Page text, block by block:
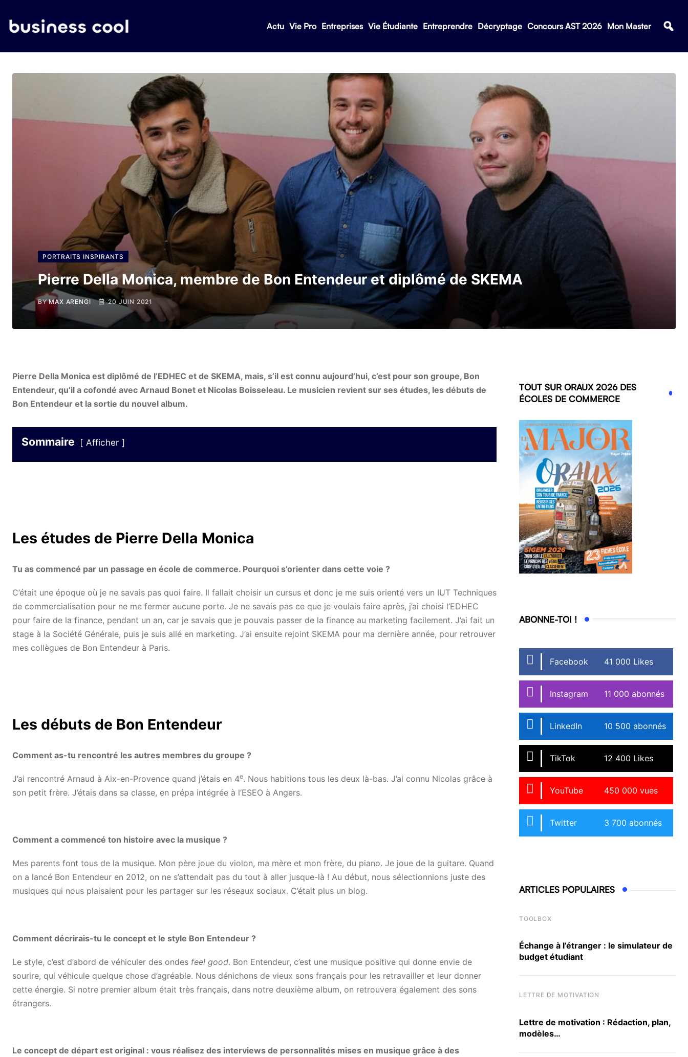
Actu Vie Pro Entreprises Vie Étudiante Entreprendre Décryptage Concours AST 2026 Mon Master
PORTRAITS INSPIRANTS
Pierre Della Monica, membre de Bon Entendeur et diplômé de SKEMA
BYMAX ARENGI 20 JUIN 2021
Pierre Della Monica est diplômé de l’EDHEC et de SKEMA, mais, s’il est connu aujourd’hui, c’est pour son groupe, Bon
Entendeur, qu’il a cofondé avec Arnaud Bonet et Nicolas Boisseleau. Le musicien revient sur ses études, les débuts de
Bon Entendeur et la sortie du nouvel album.
Sommaire Afficher
Les études de Pierre Della Monica
Tu as commencé par un passage en école de commerce. Pourquoi s’orienter dans cette voie ?
C’était une époque où je ne savais pas quoi faire. Il fallait choisir un cursus et donc je me suis orienté vers un IUT Techniques
de commercialisation pour ne me fermer aucune porte. Je ne savais pas ce que je voulais faire après, j’ai choisi l’EDHEC
pour faire de la finance, pendant un an, car je savais que je pouvais passer de la finance au marketing facilement. J’ai fait un
stage à la Société Générale, puis je suis allé en marketing. J’ai ensuite rejoint SKEMA pour ma dernière année, pour retrouver
mes collègues de Bon Entendeur à Paris.
Les débuts de Bon Entendeur
Comment as-tu rencontré les autres membres du groupe ?
J’ai rencontré Arnaud à Aix-en-Provence quand j’étais en 4e. Nous habitions tous les deux là-bas. J’ai connu Nicolas grâce à
son petit frère. J’étais dans sa classe, en prépa intégrée à l’ESEO à Angers.
Comment a commencé ton histoire avec la musique ?
Mes parents font tous de la musique. Mon père joue du violon, ma mère et mon frère, du piano. Je joue de la guitare. Quand
on a lancé Bon Entendeur en 2012, on ne s’attendait pas du tout à aller jusque-là ! Au début, nous sélectionnions juste des
musiques qui nous plaisaient pour les partager sur les réseaux sociaux. C’était plus un blog.
Comment décrirais-tu le concept et le style Bon Entendeur ?
Le style, c’est d’abord de véhiculer des ondes feel good. Bon Entendeur, c’est une musique positive qui donne envie de
sourire, qui véhicule quelque chose d’agréable. Nous dénichons de vieux sons français pour les retravailler et leur donner
cette énergie. Si notre premier album était très français, dans notre deuxième album, on retrouvera également des sons
étrangers.
Le concept de départ est original : vous réalisez des interviews de personnalités mises en musique grâce à des
TOUT SUR ORAUX 2026 DES
ÉCOLES DE COMMERCE
ABONNE-TOI !
Facebook 41 000 Likes
Instagram 11 000 abonnés
LinkedIn 10 500 abonnés
TikTok 12 400 Likes
YouTube 450 000 vues
Twitter 3 700 abonnés
ARTICLES POPULAIRES
TOOLBOX
Échange à l’étranger : le simulateur de
budget étudiant
LETTRE DE MOTIVATION
Lettre de motivation : Rédaction, plan,
modèles…